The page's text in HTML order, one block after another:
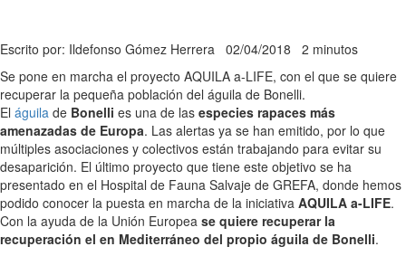
Escrito por: Ildefonso Gómez Herrera 02/04/2018 2 minutos
Se pone en marcha el proyecto AQUILA a-LIFE, con el que se quiere
recuperar la pequeña población del águila de Bonelli.
El águila de Bonelli es una de las especies rapaces más
amenazadas de Europa. Las alertas ya se han emitido, por lo que
múltiples asociaciones y colectivos están trabajando para evitar su
desaparición. El último proyecto que tiene este objetivo se ha
presentado en el Hospital de Fauna Salvaje de GREFA, donde hemos
podido conocer la puesta en marcha de la iniciativa AQUILA a-LIFE.
Con la ayuda de la Unión Europea se quiere recuperar la
recuperación el en Mediterráneo del propio águila de Bonelli.